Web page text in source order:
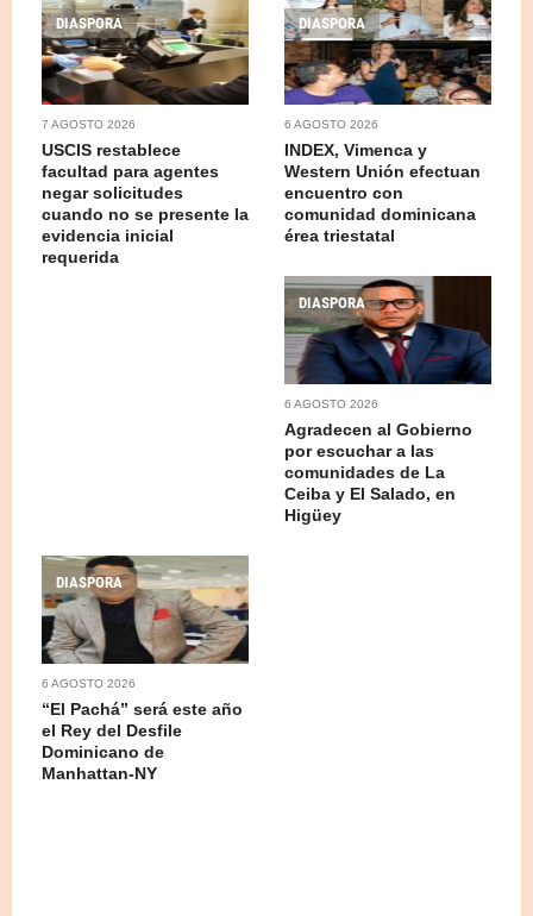
DIASPORA
7 AGOSTO 2026
USCIS restablece
facultad para agentes
negar solicitudes
cuando no se presente la
evidencia inicial
requerida
DIASPORA
6 AGOSTO 2026
INDEX, Vimenca y
Western Unión efectuan
encuentro con
comunidad dominicana
érea triestatal
DIASPORA
6 AGOSTO 2026
Agradecen al Gobierno
por escuchar a las
comunidades de La
Ceiba y El Salado, en
Higüey
DIASPORA
6 AGOSTO 2026
“El Pachá” será este año
el Rey del Desfile
Dominicano de
Manhattan-NY